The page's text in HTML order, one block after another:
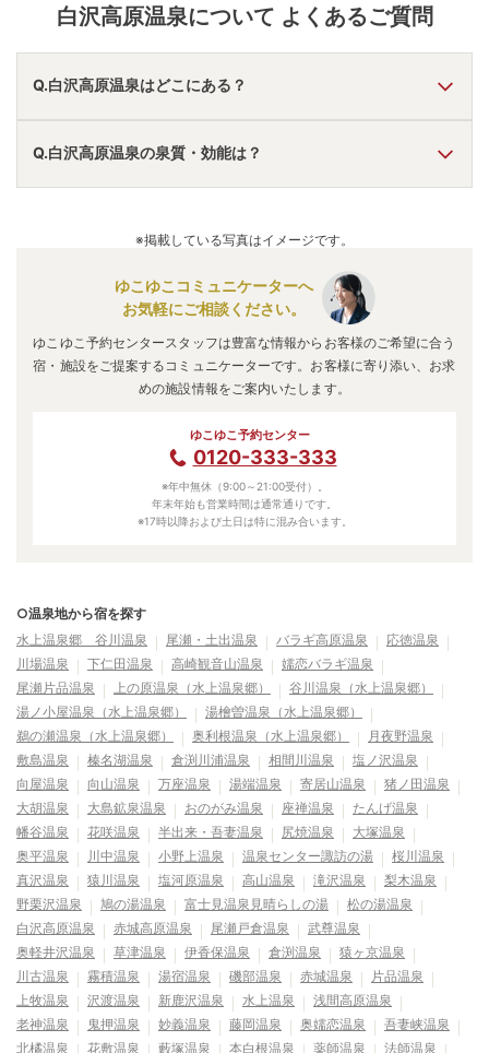
白沢高原温泉について よくあるご質問
Q.白沢高原温泉はどこにある？
A. 白沢高原温泉 は、群馬県沼田市白沢町上古語父
す。
車でお越しの方は、沼田ICから車で約30分。
Q.白沢高原温泉の泉質・効能は？
などと言われています。
※掲載している写真はイメージです。
ゆこゆこコミュニケーターへ
お気軽にご相談ください。
ゆこゆこ予約センタースタッフは豊富な情報からお客様のご希望に合う
宿・施設をご提案するコミュニケーターです。お客様に寄り添い、お求
めの施設情報をご案内いたします。
ゆこゆこ予約センター
0120-333-333
※年中無休（9:00～21:00受付）。
年末年始も営業時間は通常通りです。
※17時以降および土日は特に混み合います。
○温泉地から宿を探す
水上温泉郷 谷川温泉
尾瀬・土出温泉 バラギ高原温泉
応徳温泉
川場温泉
下仁田温泉 高崎観音山温泉
嬬恋バラギ温泉
尾瀬片品温泉
上の原温泉（水上温泉郷）
谷川温泉（水上温泉郷）
湯ノ小屋温泉（水上温泉郷）
湯檜曽温泉（水上温泉郷）
鵜の瀬温泉（水上温泉郷）
奥利根温泉（水上温泉郷）
月夜野温泉
敷島温泉
榛名湖温泉 倉渕川浦温泉 相間川温泉
塩ノ沢温泉
向屋温泉
向山温泉 万座温泉 湯端温泉 寄居山温泉
猪ノ田温泉
大胡温泉
大島鉱泉温泉 おのがみ温泉 座禅温泉
たんげ温泉
幡谷温泉
花咲温泉 半出来・吾妻温泉 尻焼温泉
大塚温泉
奥平温泉
川中温泉 小野上温泉 温泉センター諏訪の湯
桜川温泉
真沢温泉
猿川温泉 塩河原温泉 高山温泉 滝沢温泉
梨木温泉
野栗沢温泉
鳩の湯温泉 富士見温泉見晴らしの湯
松の湯温泉
白沢高原温泉
赤城高原温泉 尾瀬戸倉温泉
武尊温泉
奥軽井沢温泉
草津温泉 伊香保温泉 倉渕温泉
猿ヶ京温泉
川古温泉
霧積温泉 湯宿温泉 磯部温泉 赤城温泉
片品温泉
上牧温泉
沢渡温泉 新鹿沢温泉 水上温泉
浅間高原温泉
老神温泉
鬼押温泉 妙義温泉 藤岡温泉 奥嬬恋温泉
吾妻峡温泉
北橘温泉
花敷温泉 藪塚温泉 本白根温泉 薬師温泉 法師温泉